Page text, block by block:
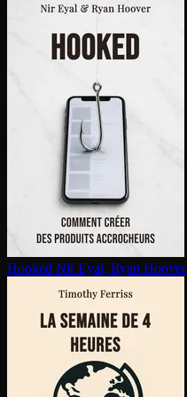
Hooked Nir Eyal, Ryan Hoover